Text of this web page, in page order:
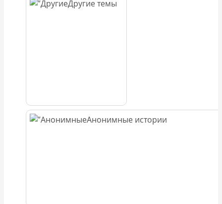
Другие темы
Анонимные истории